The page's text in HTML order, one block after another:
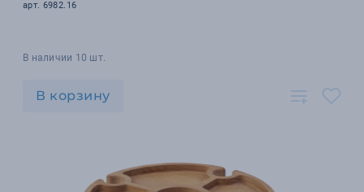
арт. 6982.16
В наличии 10 шт.
В корзину